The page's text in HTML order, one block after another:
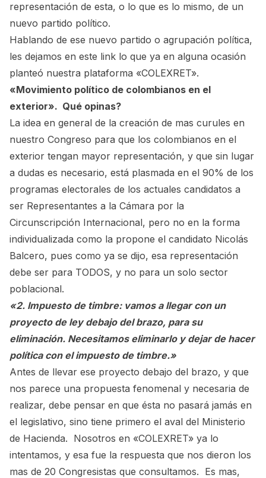
representación de esta, o lo que es lo mismo, de un
nuevo partido político.
Hablando de ese nuevo partido o agrupación política,
les dejamos en este link lo que ya en alguna ocasión
planteó nuestra plataforma «COLEXRET».
«Movimiento político de colombianos en el
exterior». Qué opinas?
La idea en general de la creación de mas curules en
nuestro Congreso para que los colombianos en el
exterior tengan mayor representación, y que sin lugar
a dudas es necesario, está plasmada en el 90% de los
programas electorales de los actuales candidatos a
ser Representantes a la Cámara por la
Circunscripción Internacional, pero no en la forma
individualizada como la propone el candidato Nicolás
Balcero, pues como ya se dijo, esa representación
debe ser para TODOS, y no para un solo sector
poblacional.
«2. Impuesto de timbre: vamos a llegar con un
proyecto de ley debajo del brazo, para su
eliminación. Necesitamos eliminarlo y dejar de hacer
política con el impuesto de timbre.»
Antes de llevar ese proyecto debajo del brazo, y que
nos parece una propuesta fenomenal y necesaria de
realizar, debe pensar en que ésta no pasará jamás en
el legislativo, sino tiene primero el aval del Ministerio
de Hacienda. Nosotros en «COLEXRET» ya lo
intentamos, y esa fue la respuesta que nos dieron los
mas de 20 Congresistas que consultamos. Es mas,